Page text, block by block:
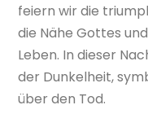
feiern wir die
die Nähe Gottes
Leben. In dieser
der Dunkelheit,
über den Tod.